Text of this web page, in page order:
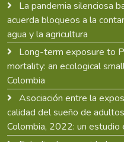
La pandemia silenciosa
acuerda bloqueos a la
agua y la agricultura
Long-term exposure to
mortality: an ecological
Colombia
Asociación entre la
calidad del sueño de
Colombia, 2022: un estudio